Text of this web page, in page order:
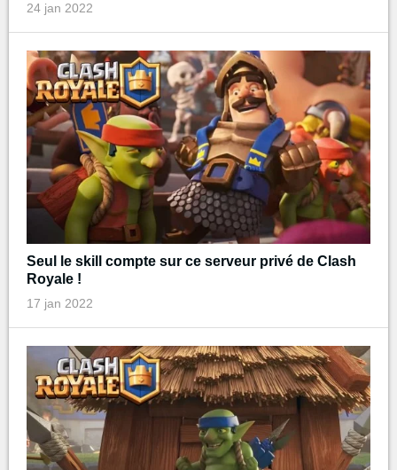
24 jan 2022
Seul le skill compte sur ce serveur privé de Clash
Royale !
17 jan 2022